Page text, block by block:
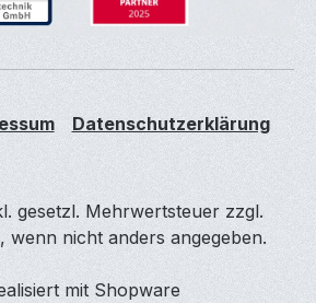
Datenschutzerklärung
gesetzl. Mehrwertsteuer zzgl.
, wenn nicht anders angegeben.
mit Shopware